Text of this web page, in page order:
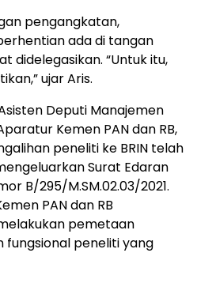
pengangkatan,
ada di tangan
didelegasikan. “Untuk itu,
ujar Aris.
Deputi Manajemen
Kemen PAN dan RB,
peneliti ke BRIN telah
Surat Edaran
B/295/M.SM.02.03/2021.
PAN dan RB
pemetaan
peneliti yang